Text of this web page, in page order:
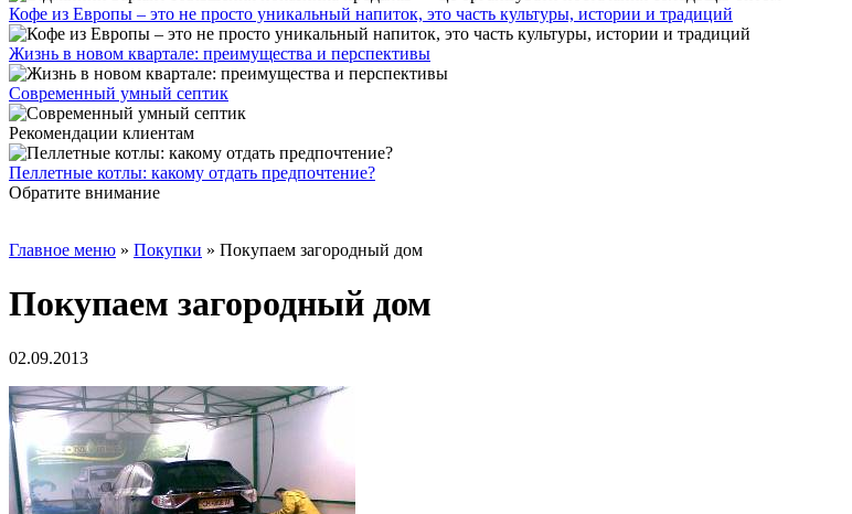
Кофе из Европы – это не просто уникальный напиток, это часть культуры, истории и традиций
Жизнь в новом квартале: преимущества и перспективы
Современный умный септик
Рекомендации клиентам
Пеллетные котлы: какому отдать предпочтение?
Обратите внимание
Главное меню » Покупки » Покупаем загородный дом
Покупаем загородный дом
02.09.2013